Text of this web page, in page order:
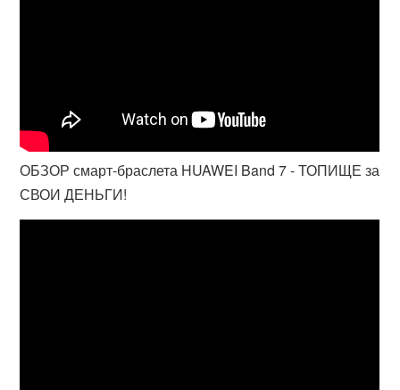
ОБЗОР смарт-браслета HUAWEI Band 7 - ТОПИЩЕ за
СВОИ ДЕНЬГИ!